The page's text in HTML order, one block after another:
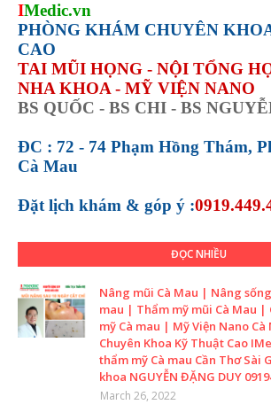
IMedic.vn
PHÒNG KHÁM CHUYÊN
CAO
TAI MŨI HỌNG - NỘI TỔNG
NHA KHOA - MỸ VIỆN NANO
BS QUỐC - BS CHI - BS
ĐC : 72 - 74 Phạm Hồng Thám,
Cà Mau
Đặt lịch khám & góp ý :
ĐỌC NHIỀU
Nâng mũi Cà Mau | Nâng
mau | Thẩm mỹ mũi Cà Mau |
mỹ Cà mau | Mỹ Viện Nano
Chuyên Khoa Kỹ Thuật Cao
thẩm mỹ Cà mau Cần Thơ Sài
khoa NGUYỄN ĐẶNG DUY
March 26, 2022